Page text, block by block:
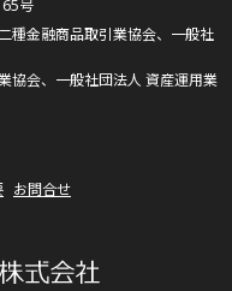
号
種金融商品取引業協会、一般社
協会、一般社団法人 資産運用業
お問合せ